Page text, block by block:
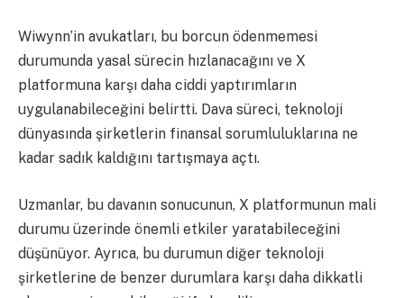
Wiwynn’in avukatları, bu borcun ödenmemesi
durumunda yasal sürecin hızlanacağını ve X
platformuna karşı daha ciddi yaptırımların
uygulanabileceğini belirtti. Dava süreci, teknoloji
dünyasında şirketlerin finansal sorumluluklarına ne
kadar sadık kaldığını tartışmaya açtı.
Uzmanlar, bu davanın sonucunun, X platformunun mali
durumu üzerinde önemli etkiler yaratabileceğini
düşünüyor. Ayrıca, bu durumun diğer teknoloji
şirketlerine de benzer durumlara karşı daha dikkatli